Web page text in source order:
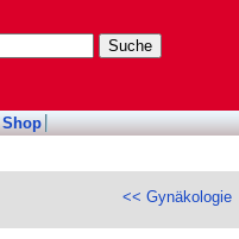
Shop
<< Gynäkologie